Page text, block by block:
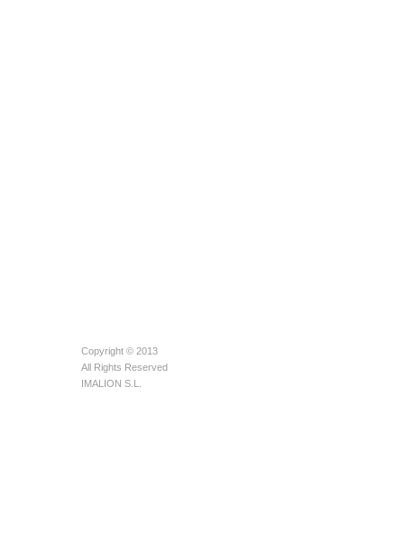
Copyright © 2013
All Rights Reserved
IMALION S.L.